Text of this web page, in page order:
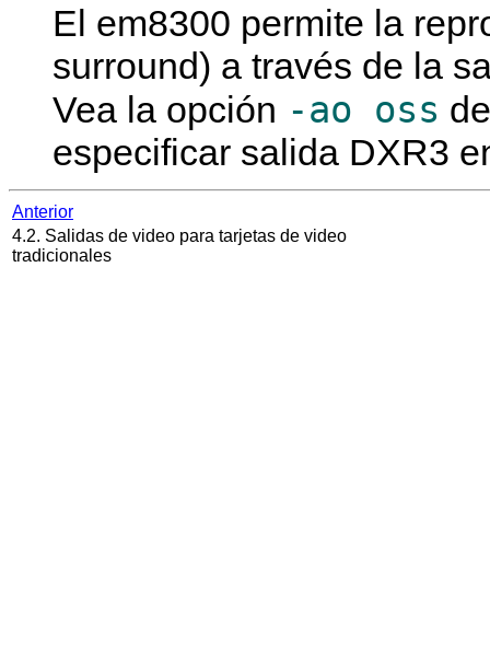
El em8300 permite la
surround) a través de la
Vea la opción -ao oss
especificar salida DXR3
Anterior
4.2. Salidas de video para tarjetas de video
tradicionales